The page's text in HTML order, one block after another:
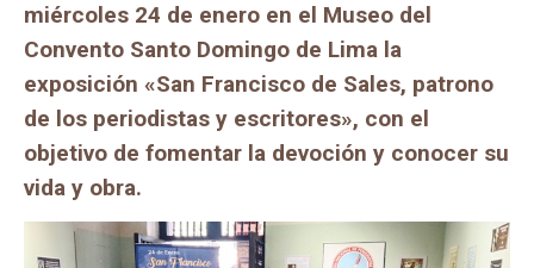
miércoles 24 de enero en el Museo del
Convento Santo Domingo de Lima la
exposición «San Francisco de Sales, patrono
de los periodistas y escritores», con el
objetivo de fomentar la devoción y conocer su
vida y obra.